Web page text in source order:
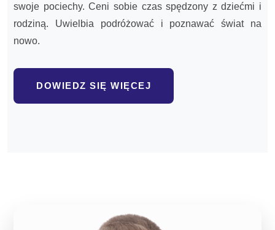
swoje pociechy. Ceni sobie czas spędzony z dziećmi i
rodziną. Uwielbia podróżować i poznawać świat na
nowo.
DOWIEDZ SIĘ WIĘCEJ